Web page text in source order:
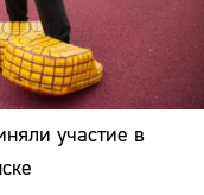
участие в